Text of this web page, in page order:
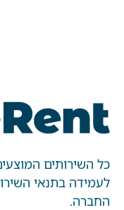
לעמידה בתנאי
החברה.